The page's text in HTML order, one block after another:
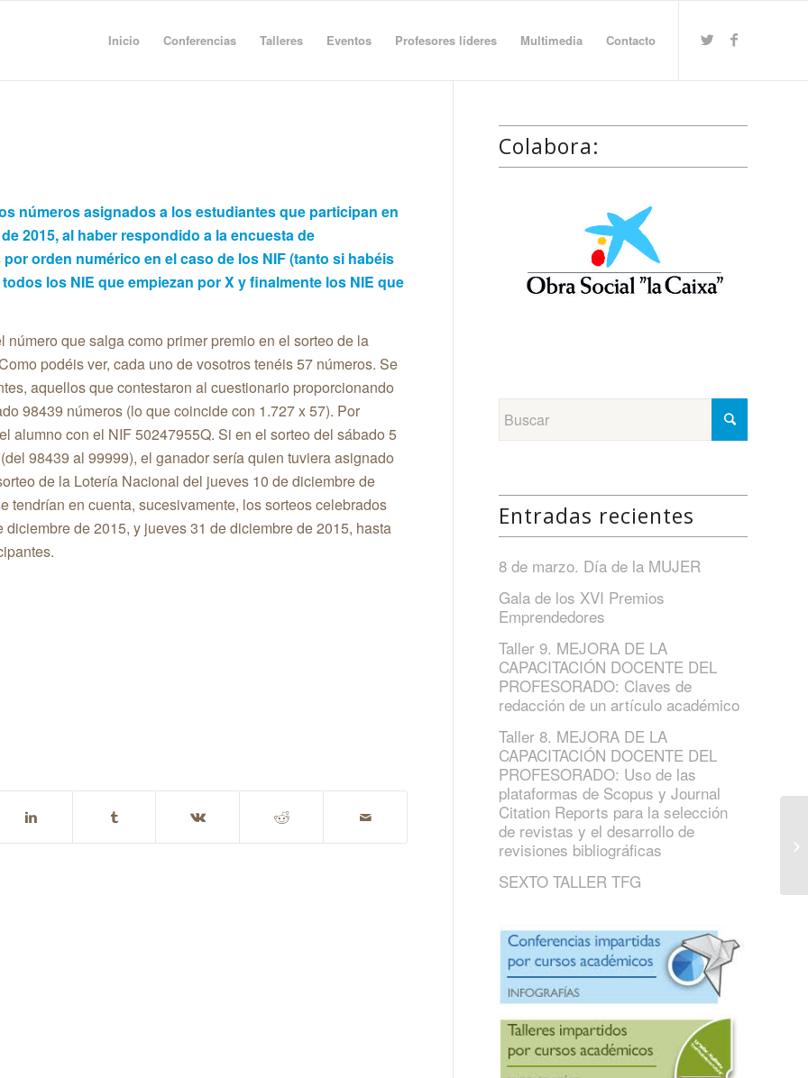
Inicio Conferencias Talleres Eventos Profesores líderes Multimedia Contacto
números asignados a los estudiantes que participan en
2015, al haber respondido a la encuesta de
orden numérico en el caso de los NIF (tanto si habéis
los NIE que empiezan por X y finalmente los NIE que
número que salga como primer premio en el sorteo de la
podéis ver, cada uno de vosotros tenéis 57 números. Se
aquellos que contestaron al cuestionario proporcionando
98439 números (lo que coincide con 1.727 x 57). Por
alumno con el NIF 50247955Q. Si en el sorteo del sábado 5
98439 al 99999), el ganador sería quien tuviera asignado
de la Lotería Nacional del jueves 10 de diciembre de
tendrían en cuenta, sucesivamente, los sorteos celebrados
diciembre de 2015, y jueves 31 de diciembre de 2015, hasta
Colabora:
Entradas recientes
8 de marzo. Día de la MUJER
Gala de los XVI Premios
Emprendedores
Taller 9. MEJORA DE LA
CAPACITACIÓN DOCENTE DEL
PROFESORADO: Claves de
redacción de un artículo académico
Taller 8. MEJORA DE LA
CAPACITACIÓN DOCENTE DEL
PROFESORADO: Uso de las
plataformas de Scopus y Journal
Citation Reports para la selección
de revistas y el desarrollo de
revisiones bibliográficas
SEXTO TALLER TFG